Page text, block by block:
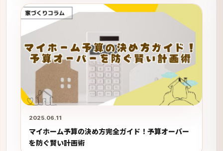
2025.06.11
マイホーム予算の決め方完全ガイド！予算オーバー
を防ぐ賢い計画術